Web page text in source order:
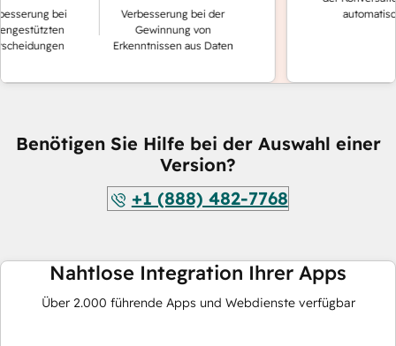
bei
Verbesserung bei der
Gewinnung von
Erkenntnissen aus Daten
Benötigen Sie Hilfe bei der Auswahl einer
Version?
+1 (888) 482-7768
Nahtlose Integration Ihrer Apps
Über 2.000 führende Apps und Webdienste verfügbar